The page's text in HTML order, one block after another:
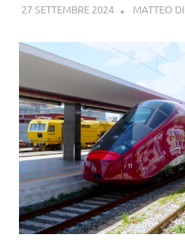
27 SETTEMBRE 2024 MATTEO